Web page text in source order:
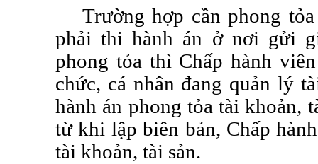
Trường hợp cần phong
phải thi hành án ở nơi gửi
phong tỏa thì Chấp hành
chức, cá nhân đang quản lý
hành án phong tỏa tài khoản,
từ khi lập biên bản, Chấp
tài khoản, tài sản.